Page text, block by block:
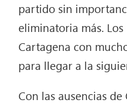
partido sin
eliminatoria más.
Cartagena con
para llegar a la
Con las ausencias